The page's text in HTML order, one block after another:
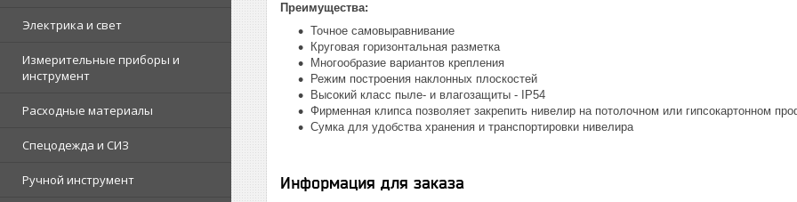
Электрика и свет
Измерительные приборы и
инструмент
Расходные материалы
Спецодежда и СИЗ
Ручной инструмент
Преимущества:
Точное самовыравнивание
Круговая горизонтальная разметка
Многообразие вариантов крепления
Режим построения наклонных плоскостей
Высокий класс пыле- и влагозащиты - IP54
Фирменная клипса позволяет закрепить нивелир на потолочном или гипсокартонном
Сумка для удобства хранения и транспортировки нивелира
Информация для заказа